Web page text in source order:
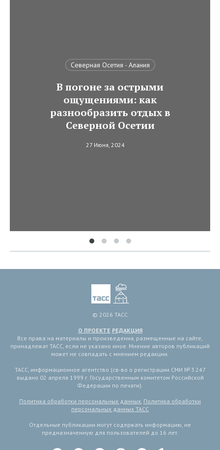
Северная Осетия - Алания
В погоне за острыми
ощущениями: как
разнообразить отдых в
Северной Осетии
27 Июня, 2024
© 2026 ТАСС
О ПРОЕКТЕ РЕДАКЦИЯ
Все права на материалы и произведения, размещенные на сайте,
принадлежат ТАСС, если не указано иное. Мнение авторов публикаций
может не совпадать с мнением редакции.
ТАСС, информационное агентство (св-во о регистрации СМИ № 3 247
выдано 02 апреля 1999 г. Государственным комитетом Российской
Федерации по печати).
Политика обработки персональных данных, Политика обработки
персональных данных ТАСС
Отдельные публикации могут содержать информацию, не
предназначенную для пользователей до 16 лет.